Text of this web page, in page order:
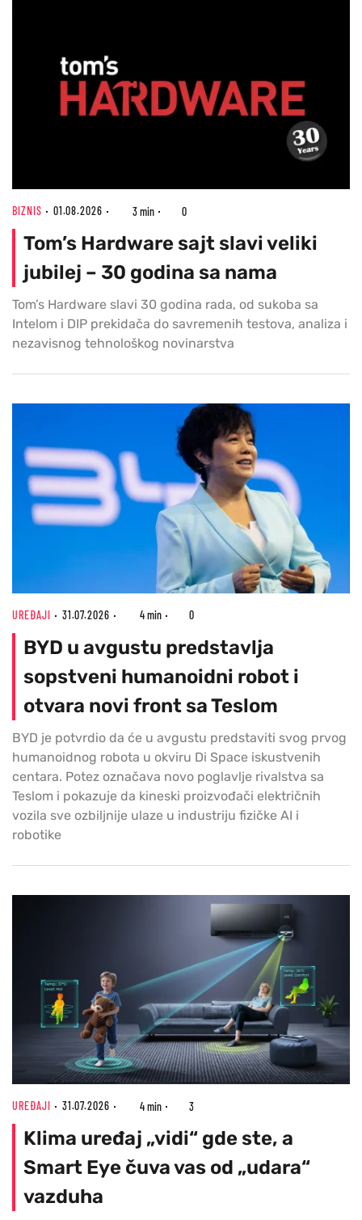
BIZNIS 01.08.2026 3 min 0
Tom’s Hardware sajt slavi veliki
jubilej – 30 godina sa nama
Tom’s Hardware slavi 30 godina rada, od sukoba sa
Intelom i DIP prekidača do savremenih testova, analiza i
nezavisnog tehnološkog novinarstva
UREĐAJI 31.07.2026 4 min 0
BYD u avgustu predstavlja
sopstveni humanoidni robot i
otvara novi front sa Teslom
BYD je potvrdio da će u avgustu predstaviti svog prvog
humanoidnog robota u okviru Di Space iskustvenih
centara. Potez označava novo poglavlje rivalstva sa
Teslom i pokazuje da kineski proizvođači električnih
vozila sve ozbiljnije ulaze u industriju fizičke AI i
robotike
UREĐAJI 31.07.2026 4 min 3
Klima uređaj „vidi“ gde ste, a
Smart Eye čuva vas od „udara“
vazduha